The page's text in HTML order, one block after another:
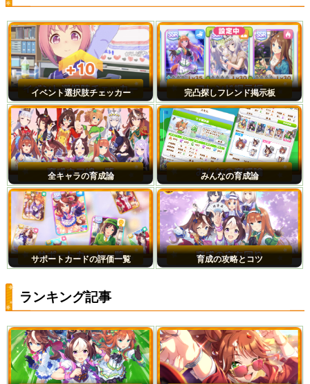
イベント選択肢チェッカー 完凸探しフレンド掲示板
全キャラの育成論 みんなの育成論
サポートカードの評価一覧 育成の攻略とコツ
ランキング記事